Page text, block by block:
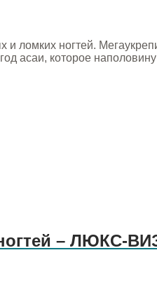
ломких ногтей.
асаи, которое
– ЛЮКС-